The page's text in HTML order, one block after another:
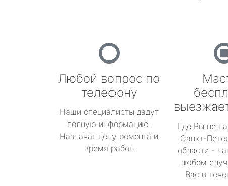
Любой вопрос по
телефону
Наши специалисты дадут
полную информацию.
Назначат цену ремонта и
время работ.
Где Вы не
Санкт-
области -
любом
Вас в